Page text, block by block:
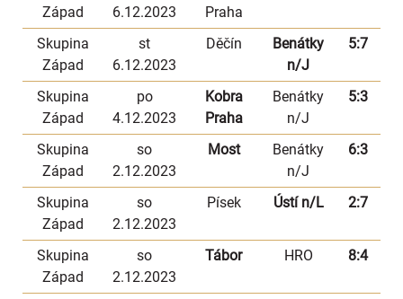
Západ
6.12.2023
Praha
Skupina
Západ
st
6.12.2023
Děčín
Benátky
n/J
5:7
Skupina
Západ
po
4.12.2023
Kobra
Praha
Benátky
n/J
5:3
Skupina
Západ
so
2.12.2023
Most
Benátky
n/J
6:3
Skupina
Západ
so
2.12.2023
Písek Ústí n/L 2:7
Skupina
Západ
so
2.12.2023
Tábor HRO 8:4